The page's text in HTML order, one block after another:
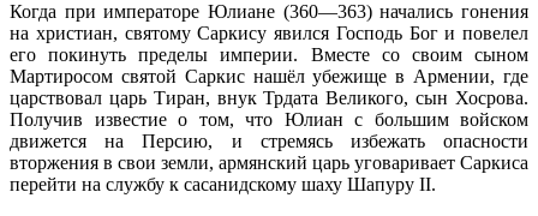
Когда при императоре Юлиане (360—363) начались гонения
на христиан, святому Саркису явился Господь Бог и повелел
его покинуть пределы империи. Вместе со своим сыном
Мартиросом святой Саркис нашёл убежище в Армении, где
царствовал царь Тиран, внук Трдата Великого, сын Хосрова.
Получив известие о том, что Юлиан с большим войском
движется на Персию, и стремясь избежать опасности
вторжения в свои земли, армянский царь уговаривает Саркиса
перейти на службу к сасанидскому шаху Шапуру II.